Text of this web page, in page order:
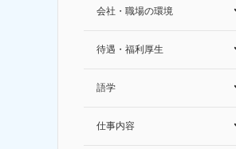
会社・職場の環境
待遇・福利厚生
語学
仕事内容